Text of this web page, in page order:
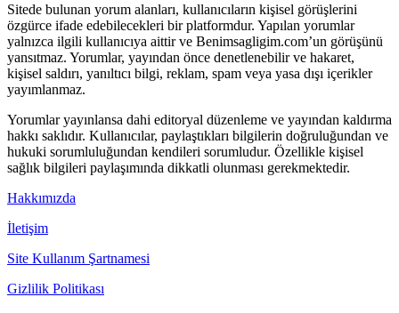
Sitede bulunan yorum alanları, kullanıcıların kişisel görüşlerini
özgürce ifade edebilecekleri bir platformdur. Yapılan yorumlar
yalnızca ilgili kullanıcıya aittir ve Benimsagligim.com’un görüşünü
yansıtmaz. Yorumlar, yayından önce denetlenebilir ve hakaret,
kişisel saldırı, yanıltıcı bilgi, reklam, spam veya yasa dışı içerikler
yayımlanmaz.
Yorumlar yayınlansa dahi editoryal düzenleme ve yayından kaldırma
hakkı saklıdır. Kullanıcılar, paylaştıkları bilgilerin doğruluğundan ve
hukuki sorumluluğundan kendileri sorumludur. Özellikle kişisel
sağlık bilgileri paylaşımında dikkatli olunması gerekmektedir.
Hakkımızda
İletişim
Site Kullanım Şartnamesi
Gizlilik Politikası